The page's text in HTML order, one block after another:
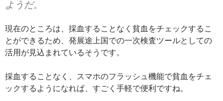
ようだ。
現在のところは、採血することなく貧血をチェックするこ
とができるため、発展途上国での一次検査ツールとしての
活用が見込まれているそうです。
採血することなく、スマホのフラッシュ機能で貧血をチェ
ックするようになれば、すごく手軽で便利ですね。